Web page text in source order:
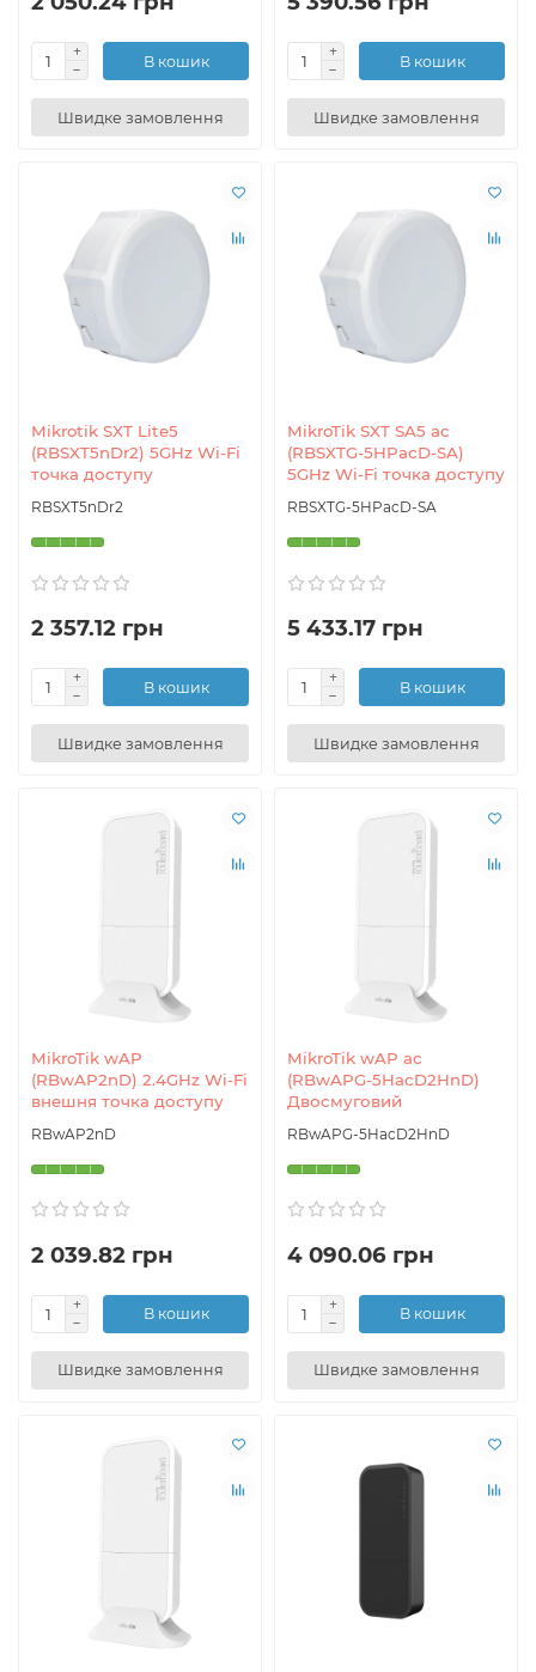
В кошик
Швидке замовлення
В кошик
Швидке замовлення
Mikrotik SXT Lite5
(RBSXT5nDr2) 5GHz Wi-Fi
точка доступу
RBSXT5nDr2
2 357.12 грн
В кошик
Швидке замовлення
MikroTik SXT SA5 ac
(RBSXTG-5HPacD-SA)
5GHz Wi-Fi точка доступу
RBSXTG-5HPacD-SA
5 433.17 грн
В кошик
Швидке замовлення
MikroTik wAP
(RBwAP2nD) 2.4GHz Wi-Fi
внешня точка доступу
RBwAP2nD
2 039.82 грн
В кошик
Швидке замовлення
MikroTik wAP ac
(RBwAPG-5HacD2HnD)
Двосмуговий
RBwAPG-5HacD2HnD
4 090.06 грн
В кошик
Швидке замовлення